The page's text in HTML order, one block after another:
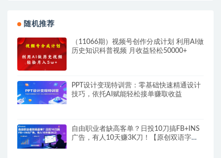
随机推荐
（11066期）视频号创作分成计划 利用AI做
历史知识科普视频 月收益轻松50000+
PPT设计变现特训营：零基础快速精通设计
技巧，依托AI赋能轻松接单赚取收益
自由职业者缺高客单？日投10刀搞FB+INS
广告，有人10天赚3K刀！【原创双语字